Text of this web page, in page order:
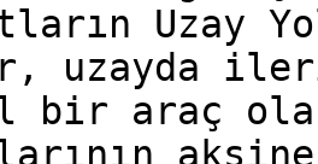
Uzay
uzayda
bir araç